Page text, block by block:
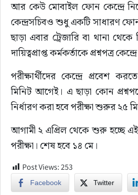
আর কেউ মোবাইল ফোন কেন্দ্রে
কেন্দ্রসচিবও শুধু একটি সাধারণ
ছাড়া এবার ট্রেজারি বা থানা থেকে
দায়িত্বপ্রাপ্ত কর্মকর্তাকে প্রশ্নপত্র
পরীক্ষার্থীদের কেন্দ্রে প্রবেশ
মিনিট আগেই। এ ছাড়া কোন
নির্ধারণ করা হবে পরীক্ষা শুরুর ২৫
আগামী ২ এপ্রিল থেকে শুরু হচ্ছে
পরীক্ষা। শেষ হবে ১৪ মে।
Post Views:253
Facebook Twitter